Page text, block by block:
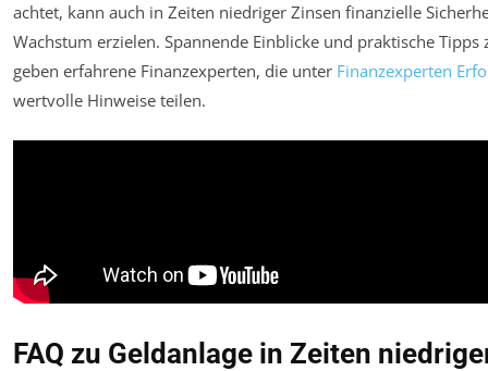
achtet, kann auch in Zeiten niedriger Zinsen finanzielle
Wachstum erzielen. Spannende Einblicke und praktische Tipps
geben erfahrene Finanzexperten, die unter Finanzexperten
wertvolle Hinweise teilen.
FAQ zu Geldanlage in Zeiten